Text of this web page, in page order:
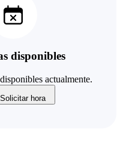
disponibles
actualmente.
Solicitar hora